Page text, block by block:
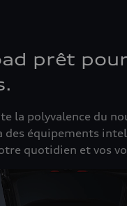
prêt
la polyvalence du
des équipements
quotidien et vos